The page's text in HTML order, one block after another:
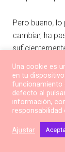
Pero bueno,
cambiar, ha
en cuanto a
más veces, o
con lo cual,
al siguiente
tenido otras
es un evento
Una cookie es
en tu
funcionamiento
defecto al
información,
Ajustar